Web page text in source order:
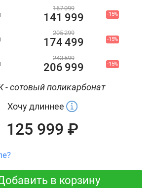
-15%
167 099
141 999
-15%
205 299
174 499
-15%
243 599
206 999
- сотовый поликарбонат
Хочу длиннее
125 999 ₽
в корзину